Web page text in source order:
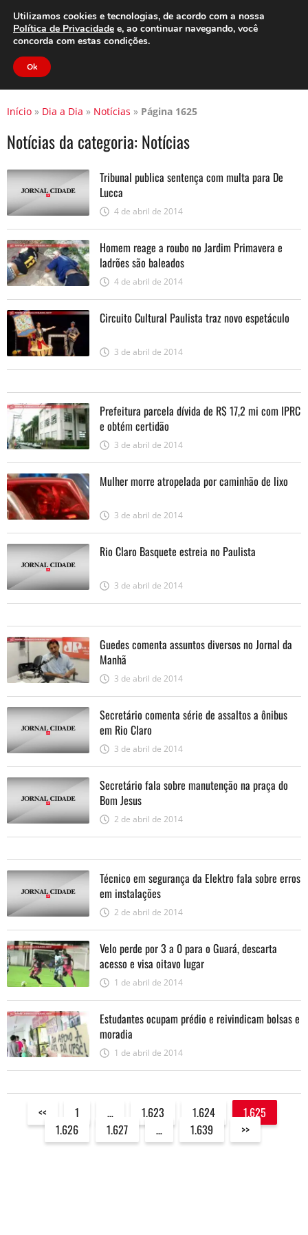
Clube do Assinante Área do Assinante
Início » Dia a Dia » Notícias » Página 1625
Notícias da categoria: Notícias
Tribunal publica sentença com multa para De
Lucca
4 de abril de 2014
Homem reage a roubo no Jardim Primavera e
ladrões são baleados
4 de abril de 2014
Circuito Cultural Paulista traz novo espetáculo
3 de abril de 2014
Prefeitura parcela dívida de R$ 17,2 mi com IPRC
e obtém certidão
3 de abril de 2014
Mulher morre atropelada por caminhão de lixo
3 de abril de 2014
Rio Claro Basquete estreia no Paulista
3 de abril de 2014
Guedes comenta assuntos diversos no Jornal da
Manhã
3 de abril de 2014
Secretário comenta série de assaltos a ônibus
em Rio Claro
3 de abril de 2014
Secretário fala sobre manutenção na praça do
Bom Jesus
2 de abril de 2014
Técnico em segurança da Elektro fala sobre erros
em instalações
2 de abril de 2014
Velo perde por 3 a 0 para o Guará, descarta
acesso e visa oitavo lugar
1 de abril de 2014
Estudantes ocupam prédio e reivindicam bolsas e
moradia
1 de abril de 2014
<< 1 … 1.623 1.624
1.625
1.626
1.627 … 1.639 >>
Utilizamos cookies e tecnologias, de acordo com a nossa
Política de Privacidade e, ao continuar navegando, você
concorda com estas condições.
Ok